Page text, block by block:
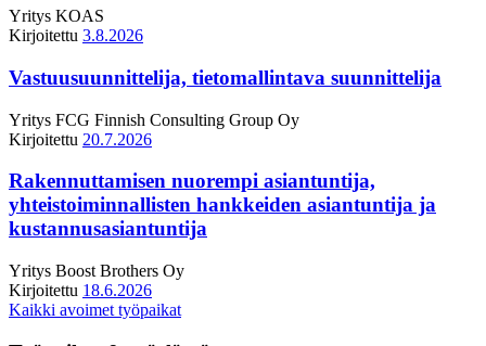
Yritys KOAS
Kirjoitettu 3.8.2026
Vastuusuunnittelija, tietomallintava suunnittelija
Yritys FCG Finnish Consulting Group Oy
Kirjoitettu 20.7.2026
Rakennuttamisen nuorempi asiantuntija,
yhteistoiminnallisten hankkeiden asiantuntija ja
kustannusasiantuntija
Yritys Boost Brothers Oy
Kirjoitettu 18.6.2026
Kaikki avoimet työpaikat